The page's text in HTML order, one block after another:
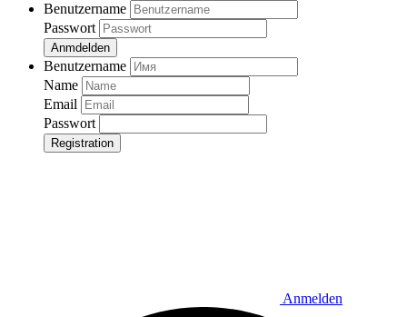
Benutzername
Passwort
Anmdelden
Benutzername
Name
Email
Passwort
Registration
Anmelden